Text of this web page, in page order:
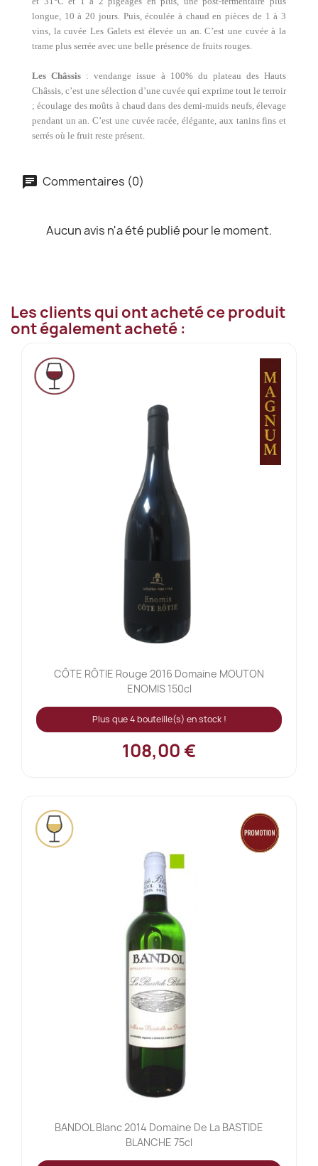
longue, 10 à 20 jours. Puis, écoulée à chaud en pièces de 1 à 3
vins, la cuvée Les Galets est élevée un an. C’est une cuvée à la
trame plus serrée avec une belle présence de fruits rouges.
Les Châssis : vendange issue à 100% du plateau des Hauts
Châssis, c’est une sélection d’une cuvée qui exprime tout le terroir
; écoulage des moûts à chaud dans des demi-muids neufs, élevage
pendant un an. C’est une cuvée racée, élégante, aux tanins fins et
serrés où le fruit reste présent.
Commentaires (0)
Aucun avis n'a été publié pour le moment.
Les clients qui ont acheté ce produit
ont également acheté :
CÔTE RÔTIE Rouge 2016 Domaine MOUTON
ENOMIS 150cl
Plus que 4 bouteille(s) en stock !
108,00 €
BANDOL Blanc 2014 Domaine De La BASTIDE
BLANCHE 75cl